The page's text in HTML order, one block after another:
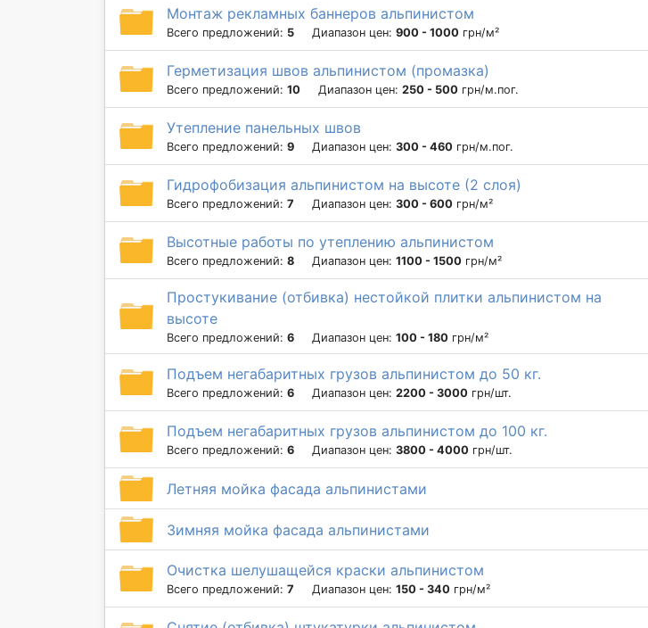
Монтаж рекламных баннеров альпинистом
Всего предложений: 5 Диапазон цен: 900 - 1000 грн/м²
Герметизация швов альпинистом (промазка)
Всего предложений: 10 Диапазон цен: 250 - 500 грн/м.пог.
Утепление панельных швов
Всего предложений: 9 Диапазон цен: 300 - 460 грн/м.пог.
Гидрофобизация альпинистом на высоте (2 слоя)
Всего предложений: 7 Диапазон цен: 300 - 600 грн/м²
Высотные работы по утеплению альпинистом
Всего предложений: 8 Диапазон цен: 1100 - 1500 грн/м²
Простукивание (отбивка) нестойкой плитки альпинистом на
высоте
Всего предложений: 6 Диапазон цен: 100 - 180 грн/м²
Подъем негабаритных грузов альпинистом до 50 кг.
Всего предложений: 6 Диапазон цен: 2200 - 3000 грн/шт.
Подъем негабаритных грузов альпинистом до 100 кг.
Всего предложений: 6 Диапазон цен: 3800 - 4000 грн/шт.
Летняя мойка фасада альпинистами
Зимняя мойка фасада альпинистами
Очистка шелушащейся краски альпинистом
Всего предложений: 7 Диапазон цен: 150 - 340 грн/м²